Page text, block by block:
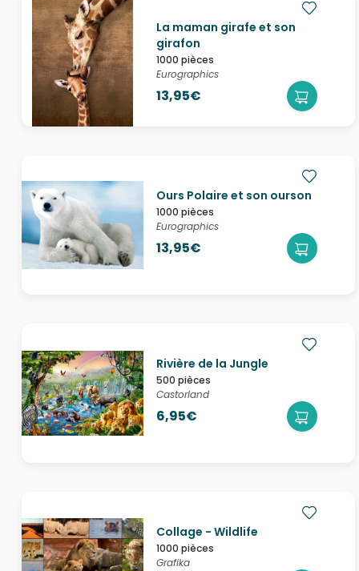
La maman girafe et son
girafon
1000 pièces
Eurographics
13,95€
Ours Polaire et son ourson
1000 pièces
Eurographics
13,95€
Rivière de la Jungle
500 pièces
Castorland
6,95€
Collage - Wildlife
1000 pièces
Grafika